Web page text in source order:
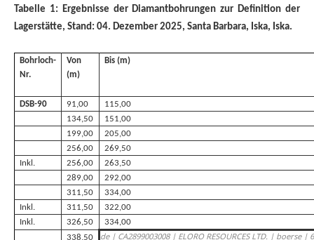
Tabelle 1: Ergebnisse der Diamantbohrungen zur Definition der
Lagerstätte, Stand: 04. Dezember 2025, Santa Barbara, Iska, Iska.
Bohrloch-
Nr.
Von
(m)
Bis (m)
DSB-90 91,00
115,00
134,50
151,00
199,00
205,00
256,00
269,50
Inkl.
256,00
263,50
289,00
292,00
311,50
334,00
Inkl.
311,50
322,00
Inkl.
326,50
334,00
338,50
de | CA2899003008 | ELORO RESOURCES LTD. | boerse |